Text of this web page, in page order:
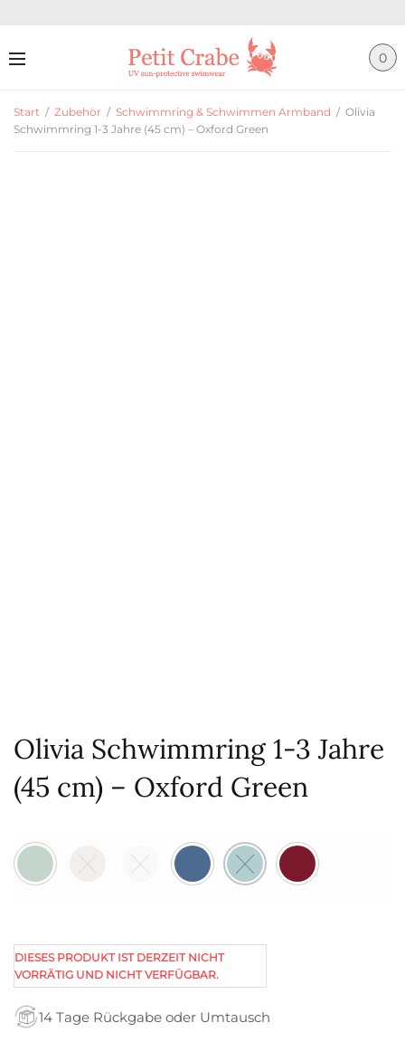
0
Start / Zubehör / Schwimmring & Schwimmen Armband / Olivia
Schwimmring 1-3 Jahre (45 cm) – Oxford Green
Olivia Schwimmring 1-3 Jahre
(45 cm) – Oxford Green
DIESES PRODUKT IST DERZEIT NICHT
VORRÄTIG UND NICHT VERFÜGBAR.
14 Tage Rückgabe oder Umtausch